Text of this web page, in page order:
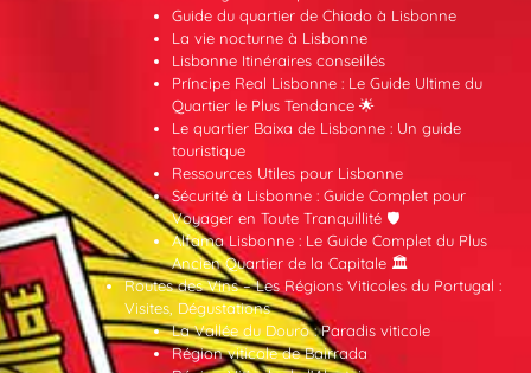
Guide du quartier de Chiado à Lisbonne
La vie nocturne à Lisbonne
Lisbonne Itinéraires conseillés
Príncipe Real Lisbonne : Le Guide Ultime du
Quartier le Plus Tendance 🌟
Le quartier Baixa de Lisbonne : Un guide
touristique
Ressources Utiles pour Lisbonne
Sécurité à Lisbonne : Guide Complet pour
Voyager en Toute Tranquillité 🛡️
Alfama Lisbonne : Le Guide Complet du Plus
Ancien Quartier de la Capitale 🏛️
Routes des Vins – Les Régions Viticoles du Portugal :
Visites, Dégustations
La Vallée du Douro : Paradis viticole
Région viticole de Bairrada